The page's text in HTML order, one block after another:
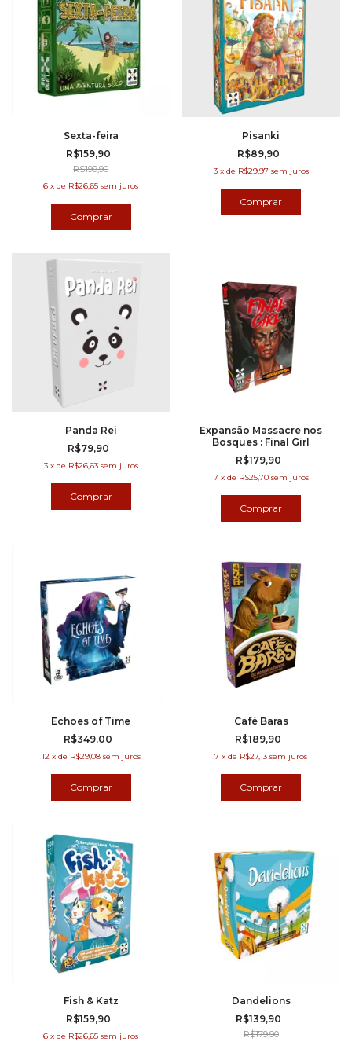
Sexta-feira
R$159,90
R$199,90
6 xde R$26,65 sem juros
Pisanki
R$89,90
3 x de R$29,97 sem juros
Panda Rei
R$79,90
3 x de R$26,63 sem juros
Expansão Massacre nos
Bosques : Final Girl
R$179,90
7 x de R$25,70 sem juros
Echoes of Time
R$349,00
12 x de R$29,08 sem juros
Café Baras
R$189,90
7 xde R$27,13 sem juros
Fish & Katz
R$159,90
6 xde R$26,65 sem juros
Dandelions
R$139,90
R$179,90